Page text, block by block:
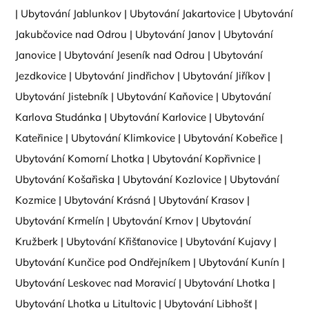
| Ubytování Jablunkov | Ubytování Jakartovice | Ubytování
Jakubčovice nad Odrou | Ubytování Janov | Ubytování
Janovice | Ubytování Jeseník nad Odrou | Ubytování
Jezdkovice | Ubytování Jindřichov | Ubytování Jiříkov |
Ubytování Jistebník | Ubytování Kaňovice | Ubytování
Karlova Studánka | Ubytování Karlovice | Ubytování
Kateřinice | Ubytování Klimkovice | Ubytování Kobeřice |
Ubytování Komorní Lhotka | Ubytování Kopřivnice |
Ubytování Košařiska | Ubytování Kozlovice | Ubytování
Kozmice | Ubytování Krásná | Ubytování Krasov |
Ubytování Krmelín | Ubytování Krnov | Ubytování
Kružberk | Ubytování Křišťanovice | Ubytování Kujavy |
Ubytování Kunčice pod Ondřejníkem | Ubytování Kunín |
Ubytování Leskovec nad Moravicí | Ubytování Lhotka |
Ubytování Lhotka u Litultovic | Ubytování Libhošť |